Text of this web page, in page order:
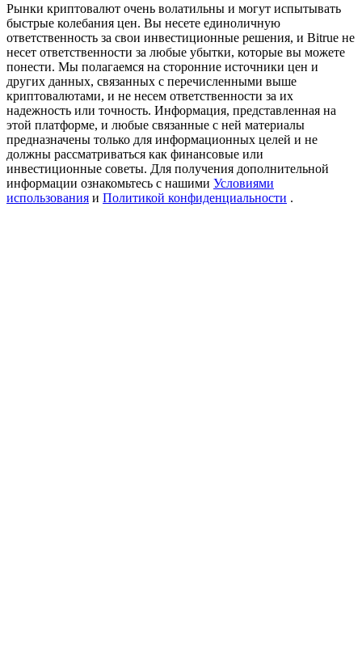
Precious Metals Trading Carnival
Trade Gold & Silver · 33,333 USDT Bonus
USDT New User Exclusive 10% APR
USDT Flexible Staking | Daily Rewards
Рынки криптовалют очень волатильны и могут испытывать
быстрые колебания цен. Вы несете единоличную
ответственность за свои инвестиционные решения, и Bitrue не
несет ответственности за любые убытки, которые вы можете
понести. Мы полагаемся на сторонние источники цен и
других данных, связанных с перечисленными выше
криптовалютами, и не несем ответственности за их
надежность или точность. Информация, представленная на
этой платформе, и любые связанные с ней материалы
предназначены только для информационных целей и не
должны рассматриваться как финансовые или
инвестиционные советы. Для получения дополнительной
информации ознакомьтесь с нашими Условиями
использования и Политикой конфиденциальности .